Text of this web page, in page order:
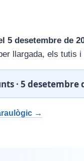
5 desetembre de
llargada, els tutis
· 5 desetembre
→